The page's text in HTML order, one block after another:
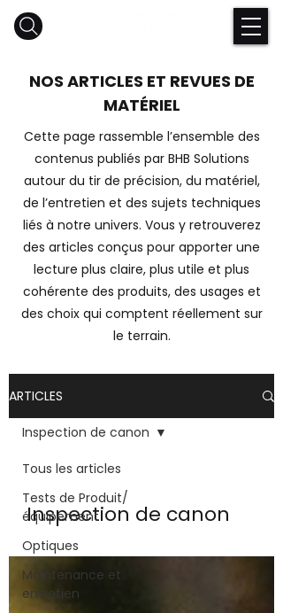
NOS ARTICLES ET REVUES DE
MATÉRIEL
Cette page rassemble l’ensemble des
contenus publiés par BHB Solutions
autour du tir de précision, du matériel,
de l’entretien et des sujets techniques
liés à notre univers. Vous y retrouverez
des articles conçus pour apporter une
lecture plus claire, plus utile et plus
cohérente des produits, des usages et
des choix qui comptent réellement sur
le terrain.
ARTICLES
Tous les articles
Tests de Produit/
équipement
Optiques
Maintenance et
entretien
Inspection de canon
Inspection de canon